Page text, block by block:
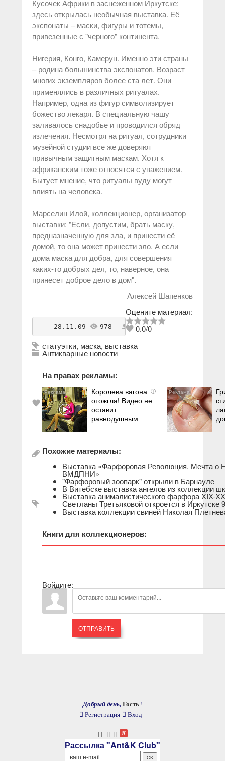
Кусочек Африки в заснеженном Иркутске:
здесь открылась необычная выставка. Её
экспонаты – маски, фигуры и тотемы,
привезенные с "черного" континента.
Нигерия, Конго, Камерун. Именно эти страны
– родина большинства экспонатов. Возраст
многих экземпляров более ста лет. Они
применялись в различных ритуалах.
Например, одна из фигур символизирует
божество лекаря. В специальную чашу
заливалось снадобье и проводился обряд
излечения. Несмотря на ритуал, сотрудники
музейной студии все же доверяют
привычным защитным маскам. Хотя к
африканским тоже относятся с уважением.
Бытует мнение, что ритуалы вуду могут
влиять на человека.
Марселин Илой, коллекционер, организатор
выставки: "Если, допустим, брать маску,
предназначенную для зла, и принести её
домой, то она может принести зло. А если
дома маска для добра, для совершения
каких-то добрых дел, то, наверное, она
принесет доброе дело в дом".
Алексей Шапенков
Оцените материал:
0.0/0
    28.11.09
978 antikvarius
статуэтки, маска, выставка
Антикварные новости
На правах рекламы:
i
Королева вагона
отожгла! Видео не
оставит
равнодушным
Похожие материалы:
Выставка «Фарфоровая Революция. Мечта о
ВМДПНИ»
"Фарфоровый зоопарк" открыли в Барнауле
В Витебске выставка ангелов из коллекции
Выставка анималистического фарфора XIX-
Светланы Третьяковой откроется в Иркутске
Выставка коллекции свиней Николая
Книги для коллекционеров:
Войдите:
ОТПРАВИТЬ
Добрый день, Гость !
Регистрация
Вход
Рассылка "Ant&K Club"